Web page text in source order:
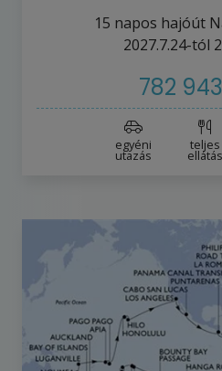
15 napos hajóút
2027.7.24-tól
782
egyéni
utazás
teljes
ellátás